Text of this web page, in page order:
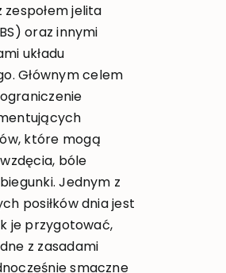
jelita
oraz innymi
układu
Głównym celem
które mogą
bóle
Jednym z
posiłków dnia jest
je przygotować,
z zasadami
smaczne